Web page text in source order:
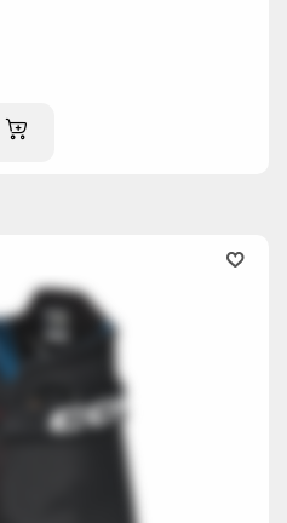
IM WARENKORB